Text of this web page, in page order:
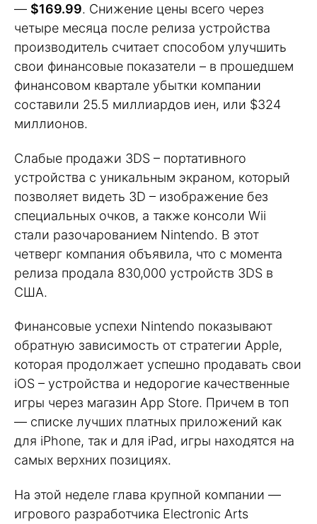
— $169.99. Снижение цены всего через
четыре месяца после релиза устройства
производитель считает способом улучшить
свои финансовые показатели – в прошедшем
финансовом квартале убытки компании
составили 25.5 миллиардов иен, или $324
миллионов.
Слабые продажи 3DS – портативного
устройства с уникальным экраном, который
позволяет видеть 3D – изображение без
специальных очков, а также консоли Wii
стали разочарованием Nintendo. В этот
четверг компания объявила, что с момента
релиза продала 830,000 устройств 3DS в
США.
Финансовые успехи Nintendo показывают
обратную зависимость от стратегии Apple,
которая продолжает успешно продавать свои
iOS – устройства и недорогие качественные
игры через магазин App Store. Причем в топ
— списке лучших платных приложений как
для iPhone, так и для iPad, игры находятся на
самых верхних позициях.
На этой неделе глава крупной компании —
игрового разработчика Electronic Arts